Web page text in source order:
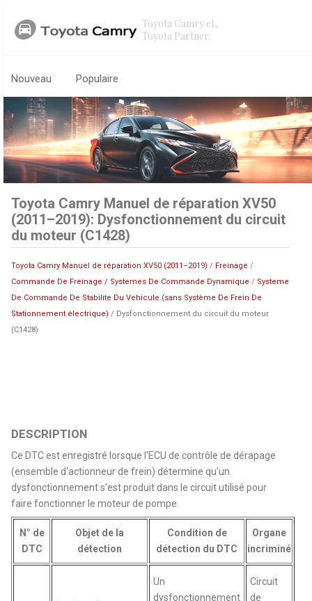
Toyota Camry et,
Toyota Partner.
Nouveau Populaire
Toyota Camry Manuel de réparation XV50
(2011–2019): Dysfonctionnement du circuit
du moteur (C1428)
Toyota Camry Manuel de réparation XV50 (2011–2019) / Freinage /
Commande De Freinage / Systemes De Commande Dynamique / Systeme
De Commande De Stabilite Du Vehicule (sans Système De Frein De
Stationnement électrique) / Dysfonctionnement du circuit du moteur
(C1428)
DESCRIPTION
Ce DTC est enregistré lorsque l'ECU de contrôle de dérapage
(ensemble d'actionneur de frein) détermine qu'un
dysfonctionnement s'est produit dans le circuit utilisé pour
faire fonctionner le moteur de pompe.
N° de
DTC
Objet de la
détection
Condition de
détection du DTC
Organe
incriminé
Un
dysfonctionnement
Circuit
de